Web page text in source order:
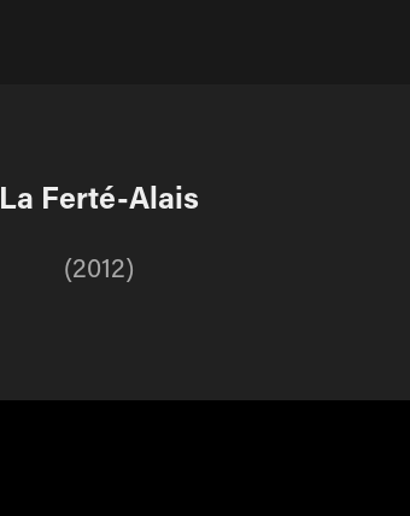
La Ferté-Alais
(2012)